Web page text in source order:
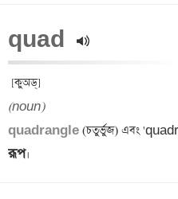
quad
(noun)
quadrangle (চতুর্ভুজ) এবং
রূপ